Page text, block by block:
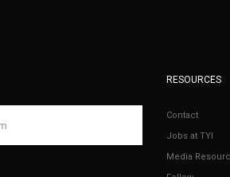
RESOURCES
Contact
Jobs at TYI
Media